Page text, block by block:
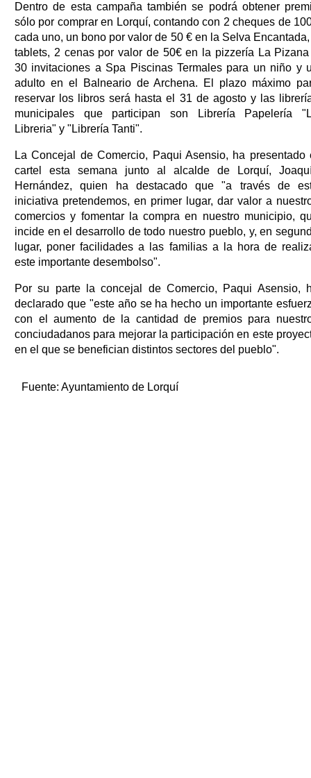
Dentro de esta campaña también se podrá obtener
sólo por comprar en Lorquí, contando con 2 cheques de
cada uno, un bono por valor de 50 € en la Selva
tablets, 2 cenas por valor de 50€ en la pizzería La
30 invitaciones a Spa Piscinas Termales para un niño y
adulto en el Balneario de Archena. El plazo máximo
reservar los libros será hasta el 31 de agosto y las
municipales que participan son Librería Papelería
Libreria" y "Librería Tanti".
La Concejal de Comercio, Paqui Asensio, ha presentado
cartel esta semana junto al alcalde de Lorquí,
Hernández, quien ha destacado que "a través de
iniciativa pretendemos, en primer lugar, dar valor a
comercios y fomentar la compra en nuestro municipio,
incide en el desarrollo de todo nuestro pueblo, y, en
lugar, poner facilidades a las familias a la hora de
este importante desembolso".
Por su parte la concejal de Comercio, Paqui Asensio,
declarado que "este año se ha hecho un importante
con el aumento de la cantidad de premios para
conciudadanos para mejorar la participación en este
en el que se benefician distintos sectores del pueblo".
Fuente: Ayuntamiento de Lorquí